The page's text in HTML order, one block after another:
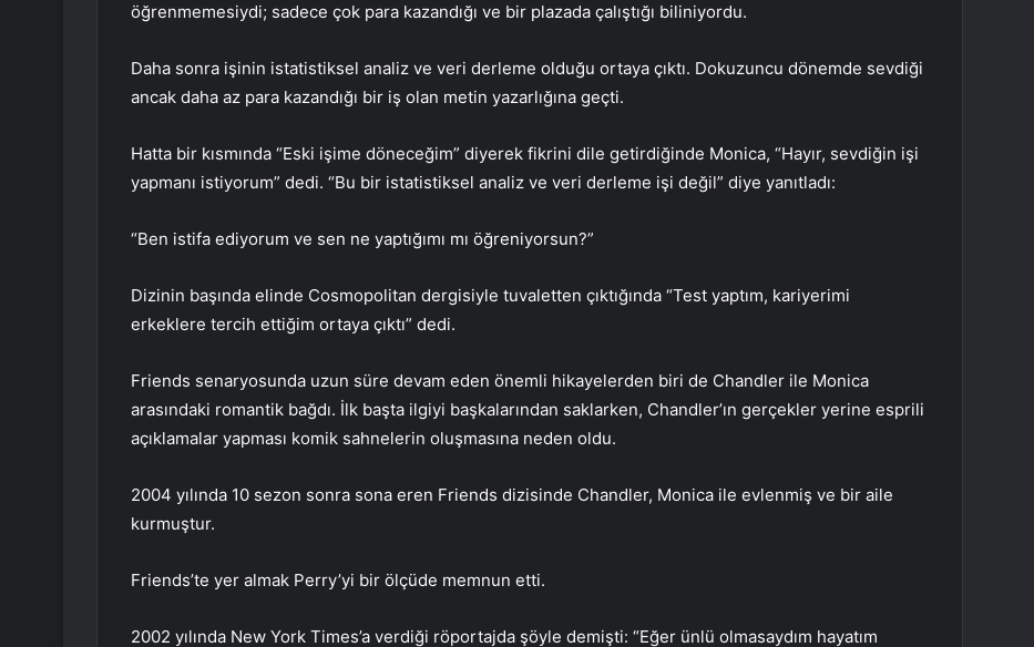
öğrenmemesiydi; sadece çok para kazandığı ve bir plazada çalıştığı biliniyordu.
Daha sonra işinin istatistiksel analiz ve veri derleme olduğu ortaya çıktı. Dokuzuncu dönemde sevdiği
ancak daha az para kazandığı bir iş olan metin yazarlığına geçti.
Hatta bir kısmında “Eski işime döneceğim” diyerek fikrini dile getirdiğinde Monica, “Hayır, sevdiğin işi
yapmanı istiyorum” dedi. “Bu bir istatistiksel analiz ve veri derleme işi değil” diye yanıtladı:
“Ben istifa ediyorum ve sen ne yaptığımı mı öğreniyorsun?”
Dizinin başında elinde Cosmopolitan dergisiyle tuvaletten çıktığında “Test yaptım, kariyerimi
erkeklere tercih ettiğim ortaya çıktı” dedi.
Friends senaryosunda uzun süre devam eden önemli hikayelerden biri de Chandler ile Monica
arasındaki romantik bağdı. İlk başta ilgiyi başkalarından saklarken, Chandler’ın gerçekler yerine esprili
açıklamalar yapması komik sahnelerin oluşmasına neden oldu.
2004 yılında 10 sezon sonra sona eren Friends dizisinde Chandler, Monica ile evlenmiş ve bir aile
kurmuştur.
Friends’te yer almak Perry’yi bir ölçüde memnun etti.
2002 yılında New York Times’a verdiği röportajda şöyle demişti: “Eğer ünlü olmasaydım hayatım